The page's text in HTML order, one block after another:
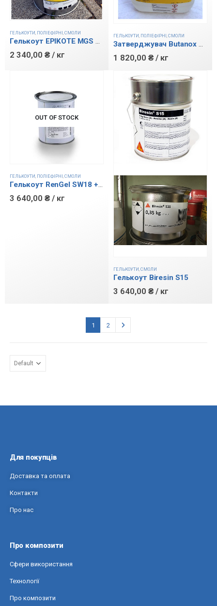
ГЕЛЬКОУТИ ПОЛІЕФІРНІ СМОЛИ
2 340,00 ₴ / кг
ГЕЛЬКОУТИ, ПОЛІЕФІРНІ ,СМОЛИ
Затверджувач Butanox M-50
1 820,00 ₴ / кг
OUT OF STOCK
ГЕЛЬКОУТИ, ПОЛІЕФІРНІ ,СМОЛИ
Гелькоут RenGel SW18 + HY 5159
3 640,00 ₴ / кг
ГЕЛЬКОУТИ,СМОЛИ
Гелькоут Biresin S15
3 640,00 ₴ / кг
1 2
Для покупців
Доставка та оплата
Контакти
Про нас
Про композити
Сфери використання
Технології
Про композити